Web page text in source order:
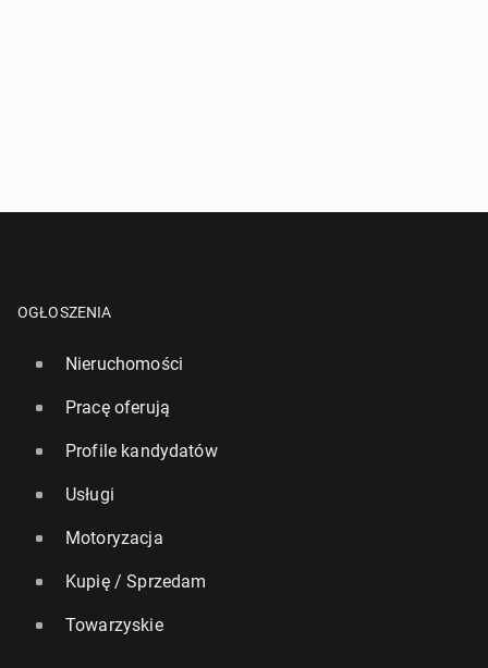
OGŁOSZENIA
Nieruchomości
Pracę oferują
Profile kandydatów
Usługi
Motoryzacja
Kupię / Sprzedam
Towarzyskie